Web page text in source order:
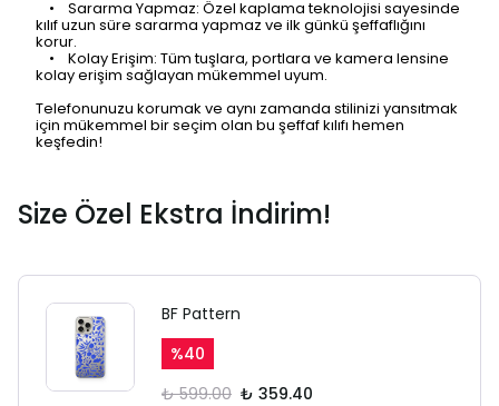
• Sararma Yapmaz: Özel kaplama teknolojisi sayesinde
kılıf uzun süre sararma yapmaz ve ilk günkü şeffaflığını
korur.
• Kolay Erişim: Tüm tuşlara, portlara ve kamera lensine
kolay erişim sağlayan mükemmel uyum.
Telefonunuzu korumak ve aynı zamanda stilinizi yansıtmak
için mükemmel bir seçim olan bu şeffaf kılıfı hemen
keşfedin!
Size Özel Ekstra İndirim!
BF Pattern
%40
₺ 599.00 ₺ 359.40